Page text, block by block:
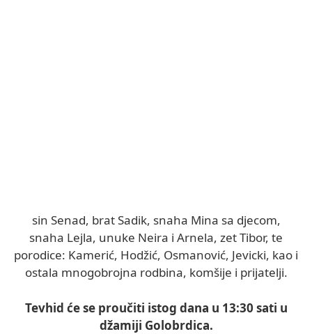
sin Senad, brat Sadik, snaha Mina sa djecom,
snaha Lejla, unuke Neira i Arnela, zet Tibor, te
porodice: Kamerić, Hodžić, Osmanović, Jevicki, kao i
ostala mnogobrojna rodbina, komšije i prijatelji.
Tevhid će se proučiti istog dana u 13:30 sati u
džamiji Golobrdica.